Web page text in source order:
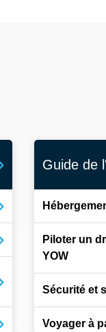
Guide de
Piloter un
YOW
Sécurité et
Voyager à